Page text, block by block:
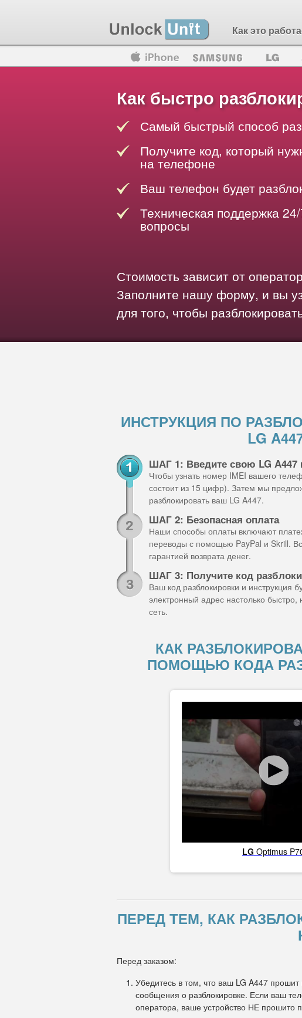
Как это
Blackberry
Как быстро
Самый быстрый способ
Получите код, который
на телефоне
Ваш телефон будет
Техническая поддержка
вопросы
Стоимость зависит от
Заполните нашу форму, и вы
для того, чтобы
ИНСТРУКЦИЯ ПО
LG
ШАГ 1: Введите свою LG
Чтобы узнать номер IMEI вашего
состоит из 15 цифр). Затем мы
разблокировать ваш LG A447.
ШАГ 2: Безопасная оплата
Наши способы оплаты включают
переводы с помощью PayPal и Skrill.
гарантией возврата денег.
ШАГ 3: Получите код
Ваш код разблокировки и инструкция
электронный адрес настолько
сеть.
КАК
ПОМОЩЬЮ КОДА
LG Optimus
ПЕРЕД ТЕМ, КАК
Перед заказом:
Убедитесь в том, что ваш LG A447 прошит
сообщения о разблокировке. Если ваш
оператора, ваше устройство НЕ прошито